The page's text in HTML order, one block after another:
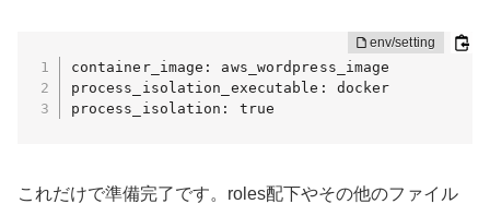
container_image: aws_wordpress_image
process_isolation_executable: docker
process_isolation: true
これだけで準備完了です。roles配下やその他のファイル